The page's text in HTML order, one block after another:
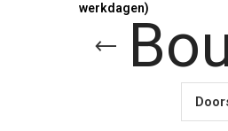
werkdagen)